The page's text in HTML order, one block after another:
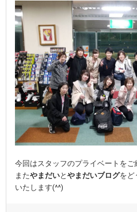
今回はスタッフのプライベートをご
またやまだいとやまだいブログをど
いたします(^^)